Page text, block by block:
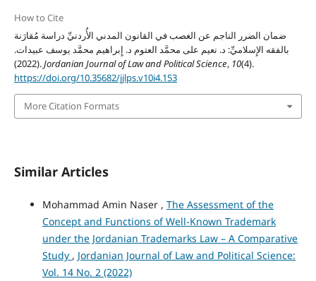
How to Cite
ضمان الضرر الناجم عن الغصب في القانون المدني الأُردنيِّ دراسة مُقارَنة
بالفقه الإِسلاميِّ: د. نعيم على محمَّد العتوم د. إِبراهيم محمَّد يوسف عبيدات.
(2022).Jordanian Journal of Law and Political Science, 10(4).
https://doi.org/10.35682/jjlps.v10i4.153
More Citation Formats
Similar Articles
Mohammad Amin Naser , The Assessment of the
Concept and Functions of Well-Known Trademark
under the Jordanian Trademarks Law – A Comparative
Study , Jordanian Journal of Law and Political Science:
Vol. 14 No. 2 (2022)